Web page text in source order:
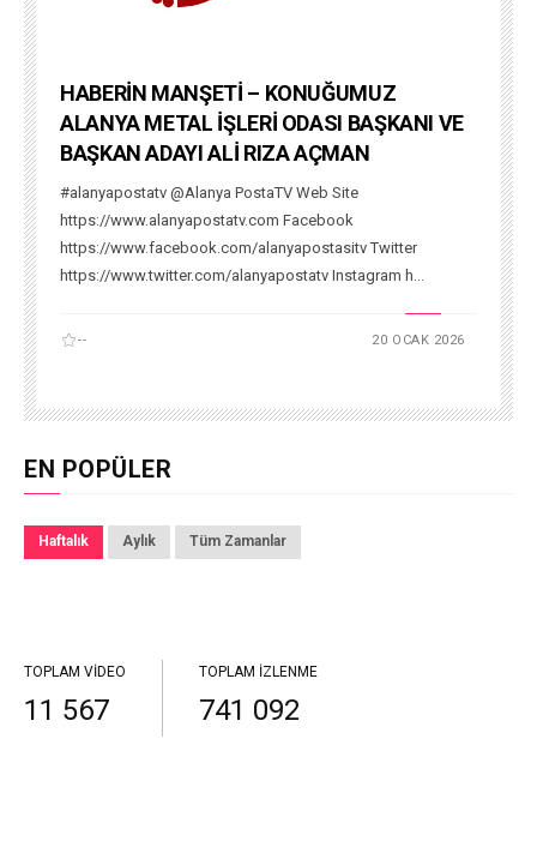
HABERİN MANŞETİ – KONUĞUMUZ
ALANYA METAL İŞLERİ ODASI BAŞKANI VE
BAŞKAN ADAYI ALİ RIZA AÇMAN
#alanyapostatv @Alanya PostaTV Web Site
https://www.alanyapostatv.com Facebook
https://www.facebook.com/alanyapostasitv Twitter
https://www.twitter.com/alanyapostatv Instagram h...
-- 20 OCAK 2026
EN POPÜLER
Haftalık Aylık Tüm Zamanlar
TOPLAM VIDEO
11 567
TOPLAM İZLENME
741 092